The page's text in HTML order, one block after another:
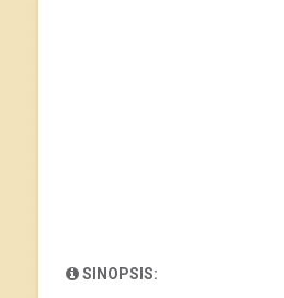
SINOPSIS: